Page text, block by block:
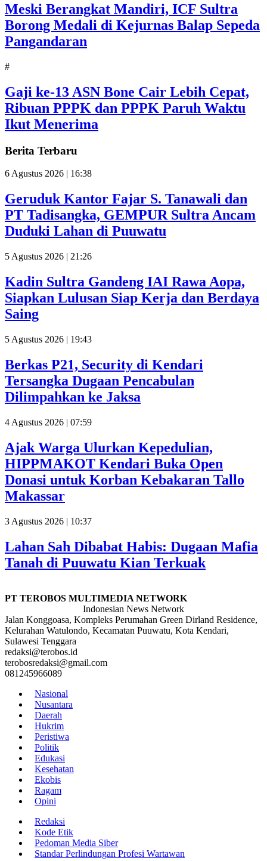
Meski Berangkat Mandiri, ICF Sultra
Borong Medali di Kejurnas Balap Sepeda
Pangandaran
#
Gaji ke-13 ASN Bone Cair Lebih Cepat,
Ribuan PPPK dan PPPK Paruh Waktu
Ikut Menerima
Berita Terbaru
6 Agustus 2026 | 16:38
Geruduk Kantor Fajar S. Tanawali dan
PT Tadisangka, GEMPUR Sultra Ancam
Duduki Lahan di Puuwatu
5 Agustus 2026 | 21:26
Kadin Sultra Gandeng IAI Rawa Aopa,
Siapkan Lulusan Siap Kerja dan Berdaya
Saing
5 Agustus 2026 | 19:43
Berkas P21, Security di Kendari
Tersangka Dugaan Pencabulan
Dilimpahkan ke Jaksa
4 Agustus 2026 | 07:59
Ajak Warga Ulurkan Kepedulian,
HIPPMAKOT Kendari Buka Open
Donasi untuk Korban Kebakaran Tallo
Makassar
3 Agustus 2026 | 10:37
Lahan Sah Dibabat Habis: Dugaan Mafia
Tanah di Puuwatu Kian Terkuak
PT TEROBOS MULTIMEDIA NETWORK
Indonesian News Network
Jalan Konggoasa, Kompleks Perumahan Green Dirland Residence,
Kelurahan Watulondo, Kecamatan Puuwatu, Kota Kendari,
Sulawesi Tenggara
redaksi@terobos.id
terobosredaksi@gmail.com
081245966089
Nasional
Nusantara
Daerah
Hukrim
Peristiwa
Politik
Edukasi
Kesehatan
Ekobis
Ragam
Opini
Redaksi
Kode Etik
Pedoman Media Siber
Standar Perlindungan Profesi Wartawan